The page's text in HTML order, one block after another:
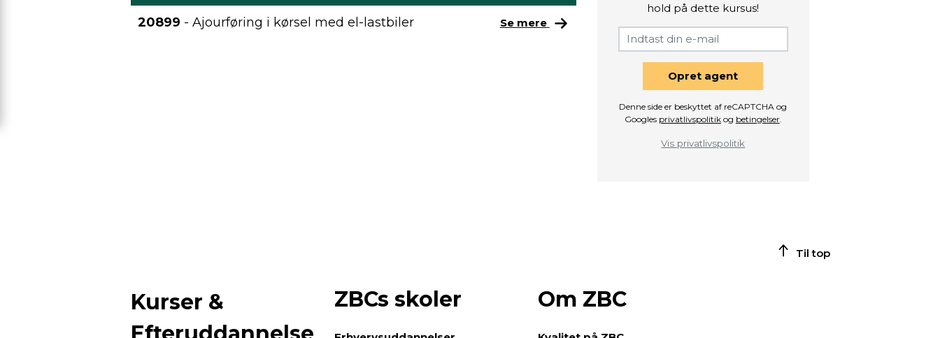
20899 - Ajourføring i kørsel med el-lastbiler Se mere
hold på dette kursus!
Opret agent
Denne side er beskyttet af reCAPTCHA og
Googles privatlivspolitikog betingelser.
Vis privatlivspolitik
Til top
Kurser &
ZBCs skoler Om ZBC